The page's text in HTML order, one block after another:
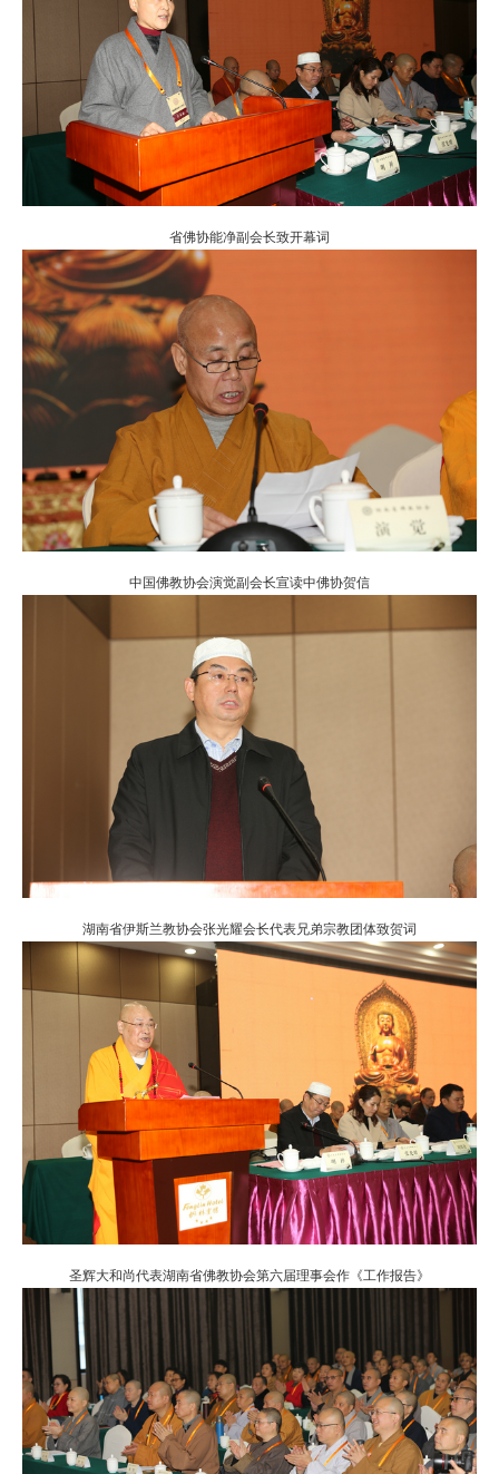
省佛协能净副会长致开幕词
中国佛教协会演觉副会长宣读中佛协贺信
湖南省伊斯兰教协会张光耀会长代表兄弟宗教团体致贺词
圣辉大和尚代表湖南省佛教协会第六届理事会作《工作报告》